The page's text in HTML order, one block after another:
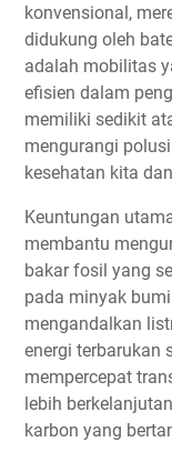
konvensional,
didukung oleh
adalah mobilitas
efisien dalam
memiliki sedikit
mengurangi
kesehatan kita
Keuntungan
membantu
bakar fosil yang
pada minyak
mengandalkan
energi terbarukan
mempercepat
lebih
karbon yang